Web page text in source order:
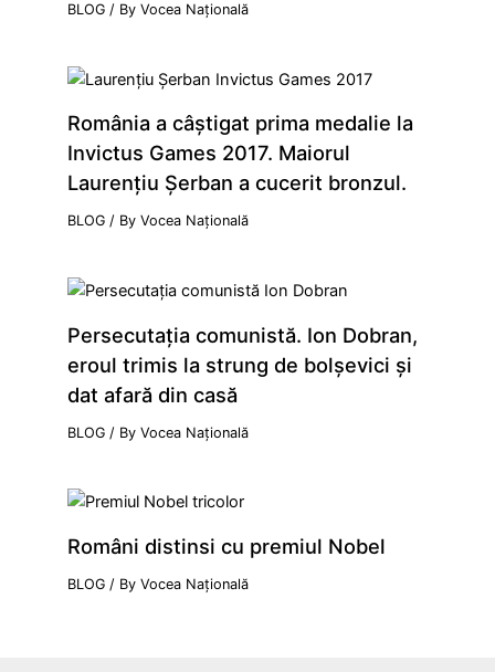
BLOG / ByVocea Națională
România a câştigat prima medalie la
Invictus Games 2017. Maiorul
Laurenţiu Şerban a cucerit bronzul.
BLOG / ByVocea Națională
Persecutaţia comunistă. Ion Dobran,
eroul trimis la strung de bolşevici şi
dat afară din casă
BLOG / ByVocea Națională
Români distinsi cu premiul Nobel
BLOG / ByVocea Națională